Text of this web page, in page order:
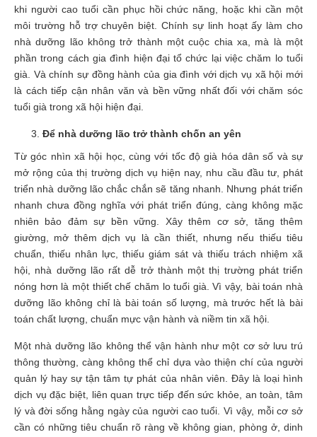
khi người cao tuổi cần phục hồi chức năng, hoặc khi cần một
môi trường hỗ trợ chuyên biệt. Chính sự linh hoạt ấy làm cho
nhà dưỡng lão không trở thành một cuộc chia xa, mà là một
phần trong cách gia đình hiện đại tổ chức lại việc chăm lo tuổi
già. Và chính sự đồng hành của gia đình với dịch vụ xã hội mới
là cách tiếp cận nhân văn và bền vững nhất đối với chăm sóc
tuổi già trong xã hội hiện đại.
Để nhà dưỡng lão trở thành chốn an yên
Từ góc nhìn xã hội học, cùng với tốc độ già hóa dân số và sự
mở rộng của thị trường dịch vụ hiện nay, nhu cầu đầu tư, phát
triển nhà dưỡng lão chắc chắn sẽ tăng nhanh. Nhưng phát triển
nhanh chưa đồng nghĩa với phát triển đúng, càng không mặc
nhiên bảo đảm sự bền vững. Xây thêm cơ sở, tăng thêm
giường, mở thêm dịch vụ là cần thiết, nhưng nếu thiếu tiêu
chuẩn, thiếu nhân lực, thiếu giám sát và thiếu trách nhiệm xã
hội, nhà dưỡng lão rất dễ trở thành một thị trường phát triển
nóng hơn là một thiết chế chăm lo tuổi già. Vì vậy, bài toán nhà
dưỡng lão không chỉ là bài toán số lượng, mà trước hết là bài
toán chất lượng, chuẩn mực vận hành và niềm tin xã hội.
Một nhà dưỡng lão không thể vận hành như một cơ sở lưu trú
thông thường, càng không thể chỉ dựa vào thiện chí của người
quản lý hay sự tận tâm tự phát của nhân viên. Đây là loại hình
dịch vụ đặc biệt, liên quan trực tiếp đến sức khỏe, an toàn, tâm
lý và đời sống hằng ngày của người cao tuổi. Vì vậy, mỗi cơ sở
cần có những tiêu chuẩn rõ ràng về không gian, phòng ở, dinh